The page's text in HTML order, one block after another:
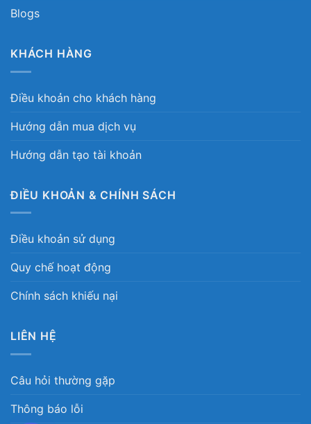
Blogs
KHÁCH HÀNG
Điều khoản cho khách hàng
Hướng dẫn mua dịch vụ
Hướng dẫn tạo tài khoản
ĐIỀU KHOẢN & CHÍNH SÁCH
Điều khoản sử dụng
Quy chế hoạt động
Chính sách khiếu nại
LIÊN HỆ
Câu hỏi thường gặp
Thông báo lỗi